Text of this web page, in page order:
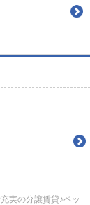
実の分譲賃貸♪ペッ